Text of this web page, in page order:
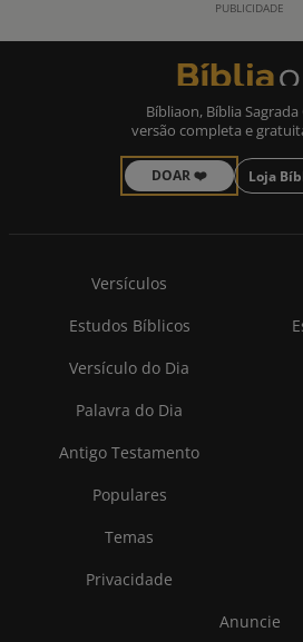
Bíbliaon, Bíblia
versão completa e
DOAR ❤️ Loja
Versículos
Estudos Bíblicos
Versículo do Dia
Palavra do Dia
Antigo Testamento
Populares
Temas
Privacidade
Anuncie